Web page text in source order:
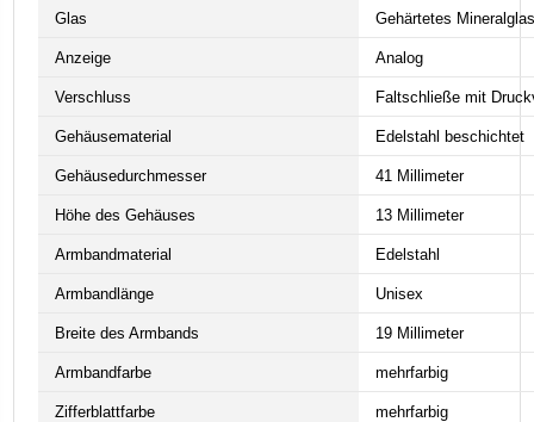
Glas Gehärtetes Mineralglas
Anzeige Analog
Verschluss Faltschließe mit
Gehäusematerial Edelstahl beschichtet
Gehäusedurchmesser 41 Millimeter
Höhe des Gehäuses 13 Millimeter
Armbandmaterial Edelstahl
Armbandlänge Unisex
Breite des Armbands 19 Millimeter
Armbandfarbe mehrfarbig
Zifferblattfarbe mehrfarbig